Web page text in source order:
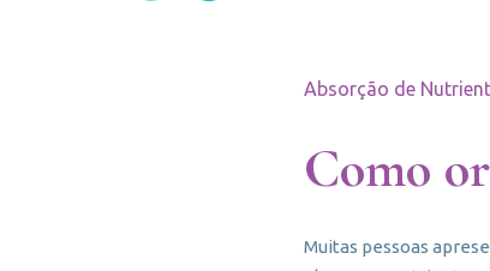
Absorção de
Como
Muitas pessoas